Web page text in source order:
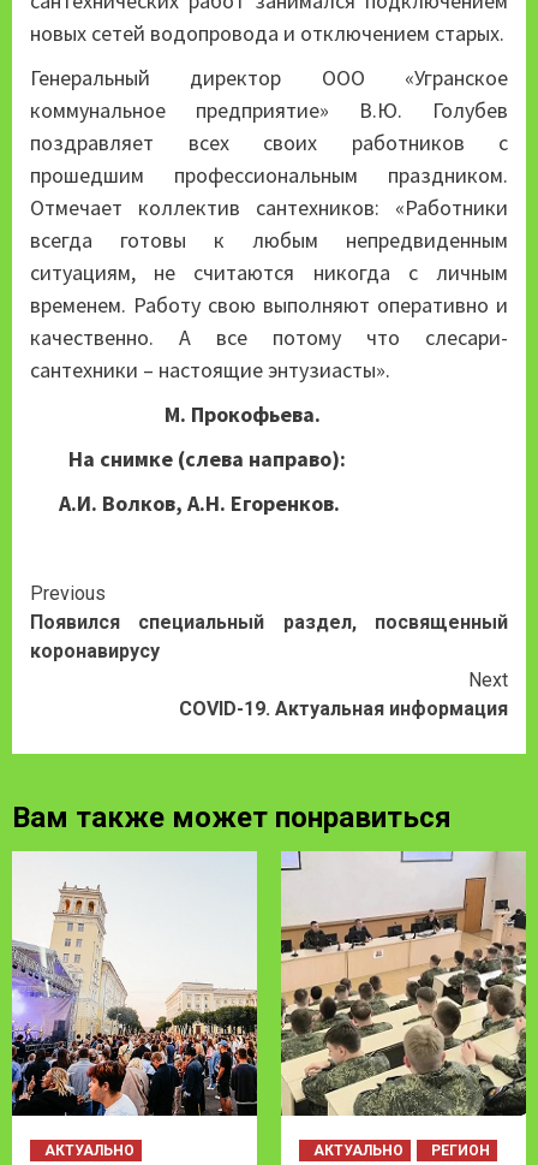
новых сетей водопровода и отключением старых.
Генеральный директор ООО «Угранское
коммунальное предприятие» В.Ю. Голубев
поздравляет всех своих работников с
прошедшим профессиональным праздником.
Отмечает коллектив сантехников: «Работники
всегда готовы к любым непредвиденным
ситуациям, не считаются никогда с личным
временем. Работу свою выполняют оперативно и
качественно. А все потому что слесари-
сантехники – настоящие энтузиасты».
М. Прокофьева.
На снимке (слева направо):
А.И. Волков, А.Н. Егоренков.
Continue
Reading
Previous
Появился специальный раздел, посвященный
коронавирусу
Next
COVID-19. Актуальная информация
Вам также может понравиться
АКТУАЛЬНО АКТУАЛЬНО РЕГИОН